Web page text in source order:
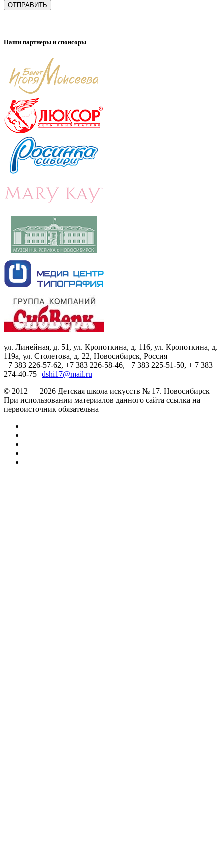
ОТПРАВИТЬ
Наши партнеры и спонсоры
ул. Линейная, д. 51, ул. Кропоткина, д. 116, ул. Кропоткина, д.
119а, ул. Столетова, д. 22, Новосибирск, Россия
+7 383 226-57-62, +7 383 226-58-46, +7 383 225-51-50, + 7 383
274-40-75 dshi17@mail.ru
© 2012 — 2026 Детская школа искусств № 17. Новосибирск
При использовании материалов данного сайта ссылка на
первоисточник обязательна